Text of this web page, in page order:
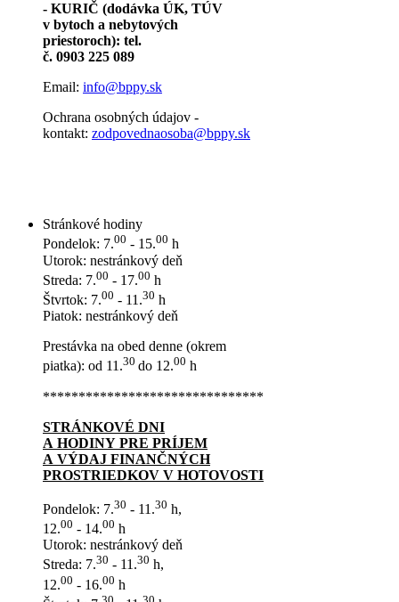
- KURIČ (dodávka ÚK, TÚV
v bytoch a nebytových
priestoroch): tel.
č. 0903 225 089
Email: info@bppy.sk
Ochrana osobných údajov -
kontakt: zodpovednaosoba@bppy.sk
Stránkové hodiny
Pondelok: 7.00 - 15.00 h
Utorok: nestránkový deň
Streda: 7.00 - 17.00 h
Štvrtok: 7.00 - 11.30 h
Piatok: nestránkový deň
Prestávka na obed denne (okrem
piatka): od 11.30 do 12.00 h
*******************************
STRÁNKOVÉ DNI
A HODINY PRE PRÍJEM
A VÝDAJ FINANČNÝCH
PROSTRIEDKOV V HOTOVOSTI
Pondelok: 7.30 - 11.30 h,
12.00 - 14.00 h
Utorok: nestránkový deň
Streda: 7.30 - 11.30 h,
12.00 - 16.00 h